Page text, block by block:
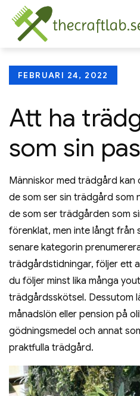
content
Posted
FEBRUARI 24, 2022
Att ha
som sin
Människor med trädgård kan
de som ser sin trädgård
de som ser trädgården som
förenklat, men inte långt från
senare kategorin
trädgårdstidningar, följer ett
du följer minst lika många
trädgårdsskötsel. Dessutom
månadslön eller pension på
gödningsmedel och annat
praktfulla trädgård.